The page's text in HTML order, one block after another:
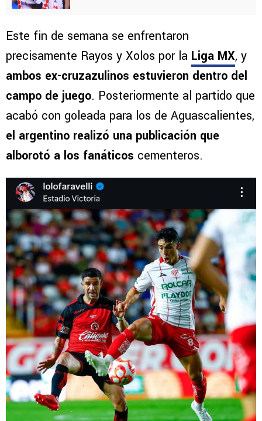
Este fin de semana se enfrentaron
precisamente Rayos y Xolos por la Liga MX, y
ambos ex-cruzazulinos estuvieron dentro del
campo de juego. Posteriormente al partido que
acabó con goleada para los de Aguascalientes,
el argentino realizó una publicación que
alborotó a los fanáticos cementeros.